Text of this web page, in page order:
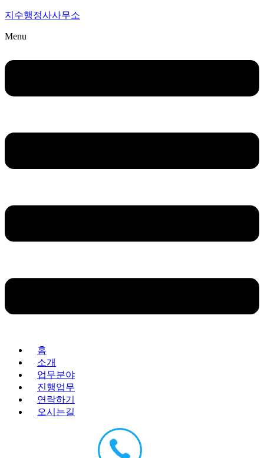
지수행정사사무소
Menu
홈
소개
업무분야
진행업무
연락하기
오시는길